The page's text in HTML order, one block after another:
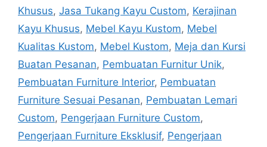
Khusus, Jasa Tukang Kayu Custom, Kerajinan
Kayu Khusus, Mebel Kayu Kustom, Mebel
Kualitas Kustom, Mebel Kustom, Meja dan Kursi
Buatan Pesanan, Pembuatan Furnitur Unik,
Pembuatan Furniture Interior, Pembuatan
Furniture Sesuai Pesanan, Pembuatan Lemari
Custom, Pengerjaan Furniture Custom,
Pengerjaan Furniture Eksklusif, Pengerjaan